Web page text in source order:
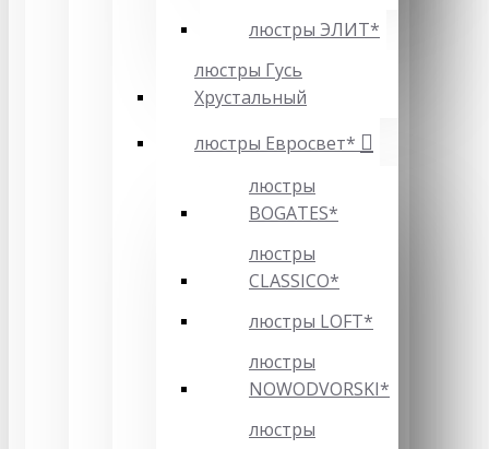
люстры ЭЛИТ*
люстры Гусь
Хрустальный
люстры Евросвет*
люстры
BOGATES*
люстры
CLASSICO*
люстры LOFT*
люстры
NOWODVORSKI*
люстры